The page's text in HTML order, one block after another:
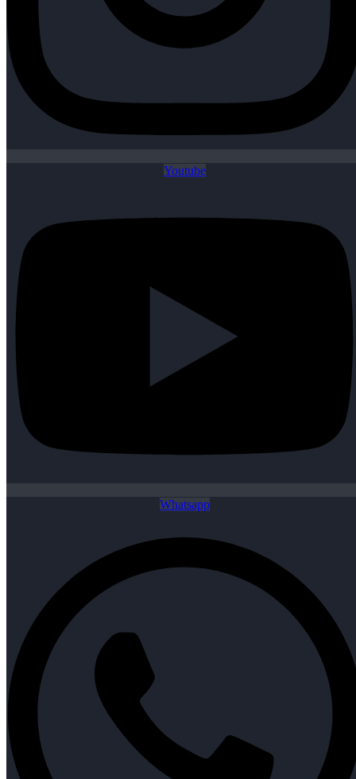
Youtube
Whatsapp